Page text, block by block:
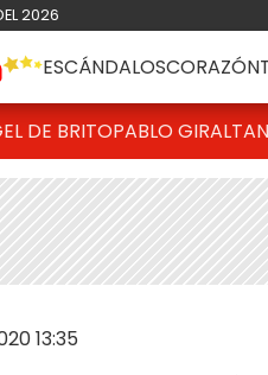
2026
ESCÁNDALOSCORAZÓN
DE BRITOPABLO GIRALT
13:35